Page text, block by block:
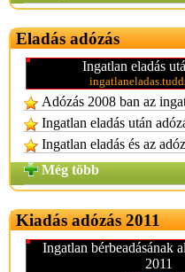
Eladás adózás
Ingatlan eladás
Adózás 2008 ban az
Ingatlan eladás után
Ingatlan eladás és az
Még több
Kiadás adózás 2011
Ingatlan bérbeadásának
2011